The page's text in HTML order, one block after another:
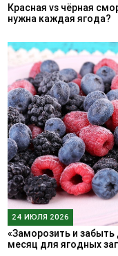
Красная vs чёрная
нужна каждая ягода?
24 ИЮЛЯ 2026
«Заморозить и
месяц для ягодных